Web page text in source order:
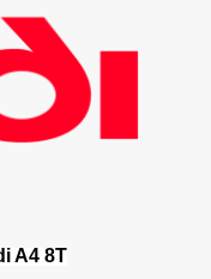
A4 8T